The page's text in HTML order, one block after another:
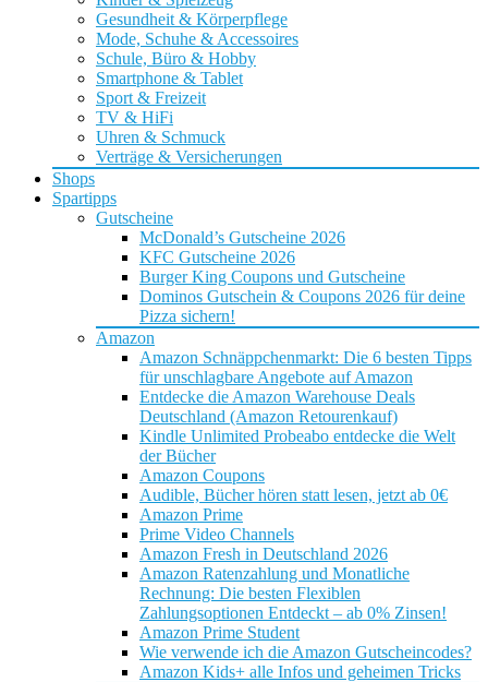
Gesundheit & Körperpflege
Mode, Schuhe & Accessoires
Schule, Büro & Hobby
Smartphone & Tablet
Sport & Freizeit
TV & HiFi
Uhren & Schmuck
Verträge & Versicherungen
Shops
Spartipps
Gutscheine
McDonald’s Gutscheine 2026
KFC Gutscheine 2026
Burger King Coupons und Gutscheine
Dominos Gutschein & Coupons 2026 für deine
Pizza sichern!
Amazon
Amazon Schnäppchenmarkt: Die 6 besten Tipps
für unschlagbare Angebote auf Amazon
Entdecke die Amazon Warehouse Deals
Deutschland (Amazon Retourenkauf)
Kindle Unlimited Probeabo entdecke die Welt
der Bücher
Amazon Coupons
Audible, Bücher hören statt lesen, jetzt ab 0€
Amazon Prime
Prime Video Channels
Amazon Fresh in Deutschland 2026
Amazon Ratenzahlung und Monatliche
Rechnung: Die besten Flexiblen
Zahlungsoptionen Entdeckt – ab 0% Zinsen!
Amazon Prime Student
Wie verwende ich die Amazon Gutscheincodes?
Amazon Kids+ alle Infos und geheimen Tricks